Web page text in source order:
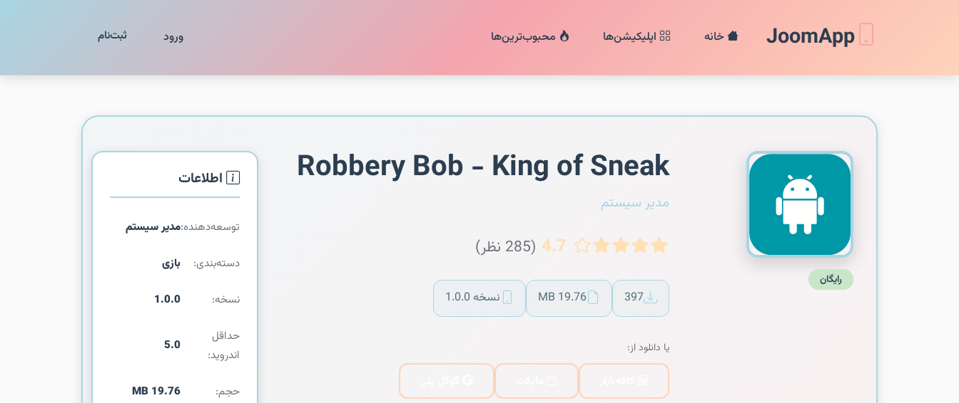
JoomApp خانه اپلیکیشن‌ها محبوب‌ترین‌ها ورود ثبت‌نام
رایگان
Robbery Bob - King of Sneak
مدیر سیستم
4.7 (285 نظر)
397
19.76 MB نسخه 1.0.0
یا دانلود از:
اطلاعات
توسعه‌دهنده:مدیر سیستم
دسته‌بندی: بازی
نسخه: 1.0.0
حداقل
اندروید:
5.0
حجم: 19.76 MB